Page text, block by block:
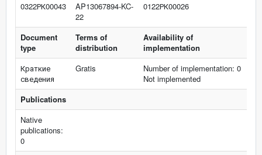
0322РК00043
AP13067894-KC-
22
0122РК00026
Document
type
Terms of
distribution
Availability of
implementation
Краткие
сведения
Gratis
Number of implementation: 0
Not implemented
Publications
Native
publications:
0